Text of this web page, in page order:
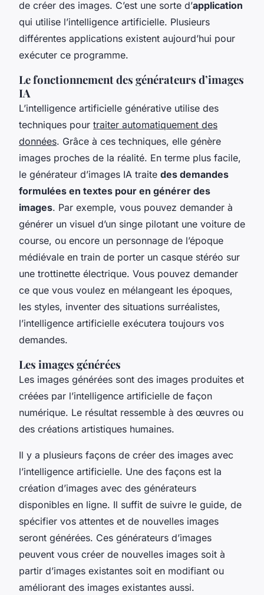
de créer des images. C’est une sorte d’application
qui utilise l’intelligence artificielle. Plusieurs
différentes applications existent aujourd’hui pour
exécuter ce programme.
Le fonctionnement des générateurs d’images
IA
L’intelligence artificielle générative utilise des
techniques pour traiter automatiquement des
données. Grâce à ces techniques, elle génère
images proches de la réalité. En terme plus facile,
le générateur d’images IA traite des demandes
formulées en textes pour en générer des
images. Par exemple, vous pouvez demander à
générer un visuel d’un singe pilotant une voiture de
course, ou encore un personnage de l’époque
médiévale en train de porter un casque stéréo sur
une trottinette électrique. Vous pouvez demander
ce que vous voulez en mélangeant les époques,
les styles, inventer des situations surréalistes,
l’intelligence artificielle exécutera toujours vos
demandes.
Les images générées
Les images générées sont des images produites et
créées par l’intelligence artificielle de façon
numérique. Le résultat ressemble à des œuvres ou
des créations artistiques humaines.
Il y a plusieurs façons de créer des images avec
l’intelligence artificielle. Une des façons est la
création d’images avec des générateurs
disponibles en ligne. Il suffit de suivre le guide, de
spécifier vos attentes et de nouvelles images
seront générées. Ces générateurs d’images
peuvent vous créer de nouvelles images soit à
partir d’images existantes soit en modifiant ou
améliorant des images existantes aussi.